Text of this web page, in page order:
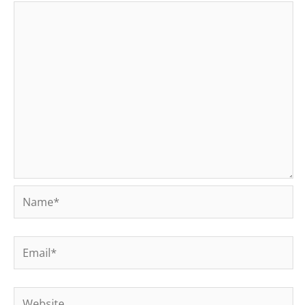
Name*
Email*
Website